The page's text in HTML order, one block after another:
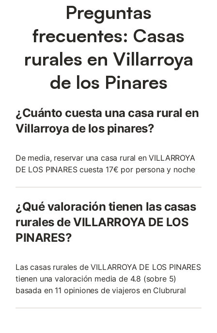
Preguntas
frecuentes: Casas
rurales en Villarroya
de los Pinares
¿Cuánto cuesta una casa rural en
Villarroya de los pinares?
De media, reservar una casa rural en VILLARROYA
DE LOS PINARES cuesta 17€ por persona y noche
¿Qué valoración tienen las casas
rurales de VILLARROYA DE LOS
PINARES?
Las casas rurales de VILLARROYA DE LOS PINARES
tienen una valoración media de 4.8 (sobre 5)
basada en 11 opiniones de viajeros en Clubrural